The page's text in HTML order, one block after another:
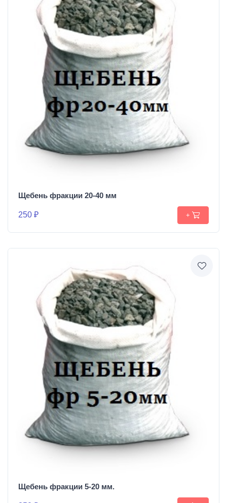
Щебень фракции 20-40 мм
250 ₽ +
Щебень фракции 5-20 мм.